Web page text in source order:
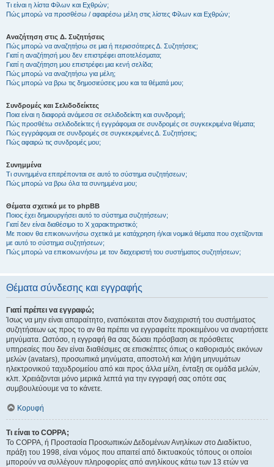
Τι είναι η λίστα Φίλων και Εχθρών;
Πώς μπορώ να προσθέσω / αφαιρέσω μέλη στις λίστες Φίλων και Εχθρών;
Αναζήτηση στις Δ. Συζητήσεις
Πώς μπορώ να αναζητήσω σε μια ή περισσότερες Δ. Συζητήσεις;
Γιατί η αναζήτησή μου δεν επιστρέφει αποτελέσματα;
Γιατί η αναζήτηση μου επιστρέφει μια κενή σελίδα;
Πώς μπορώ να αναζητήσω για μέλη;
Πώς μπορώ να βρω τις δημοσιεύσεις μου και τα θέματά μου;
Συνδρομές και Σελιδοδείκτες
Ποια είναι η διαφορά ανάμεσα σε σελιδοδείκτη και συνδρομή;
Πώς προσθέτω σελιδοδείκτες ή εγγράφομαι σε συνδρομές σε συγκεκριμένα θέματα;
Πώς εγγράφομαι σε συνδρομές σε συγκεκριμένες Δ. Συζητήσεις;
Πώς αφαιρώ τις συνδρομές μου;
Συνημμένα
Τι συνημμένα επιτρέπονται σε αυτό το σύστημα συζητήσεων;
Πώς μπορώ να βρω όλα τα συνημμένα μου;
Θέματα σχετικά με το phpBB
Ποιος έχει δημιουργήσει αυτό το σύστημα συζητήσεων;
Γιατί δεν είναι διαθέσιμο το Χ χαρακτηριστικό;
Με ποιον θα επικοινωνήσω σχετικά με κατάχρηση ή/και νομικά θέματα που σχετίζονται
με αυτό το σύστημα συζητήσεων;
Πώς μπορώ να επικοινωνήσω με τον διαχειριστή του συστήματος συζητήσεων;
Θέματα σύνδεσης και εγγραφής
Γιατί πρέπει να εγγραφώ;
Ίσως να μην είναι απαραίτητο, εναπόκειται στον διαχειριστή του συστήματος
συζητήσεων ως προς το αν θα πρέπει να εγγραφείτε προκειμένου να αναρτήσετε
μηνύματα. Ωστόσο, η εγγραφή θα σας δώσει πρόσβαση σε πρόσθετες
υπηρεσίες που δεν είναι διαθέσιμες σε επισκέπτες όπως ο καθορισμός εικόνων
μελών (avatars), προσωπικά μηνύματα, αποστολή και λήψη μηνυμάτων
ηλεκτρονικού ταχυδρομείου από και προς άλλα μέλη, ένταξη σε ομάδα μελών,
κλπ. Χρειάζονται μόνο μερικά λεπτά για την εγγραφή σας οπότε σας
συμβουλεύουμε να το κάνετε.
Κορυφή
Τι είναι το COPPA;
Το COPPA, ή Προστασία Προσωπικών Δεδομένων Ανηλίκων στο Διαδίκτυο,
πράξη του 1998, είναι νόμος που απαιτεί από δικτυακούς τόπους οι οποίοι
μπορούν να συλλέγουν πληροφορίες από ανηλίκους κάτω των 13 ετών να